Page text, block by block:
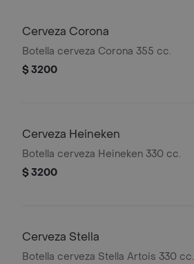
Cerveza Corona
Botella cerveza Corona 355 cc.
$ 3200
Cerveza Heineken
Botella cerveza Heineken 330 cc.
$ 3200
Cerveza Stella
Botella cerveza Stella Artois 330 cc.